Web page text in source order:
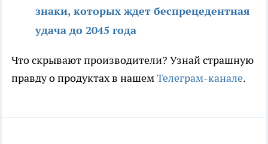
знаки, которых ждет беспрецедентная
удача до 2045 года
Что скрывают производители? Узнай страшную
правду о продуктах в нашемТелеграм-канале.